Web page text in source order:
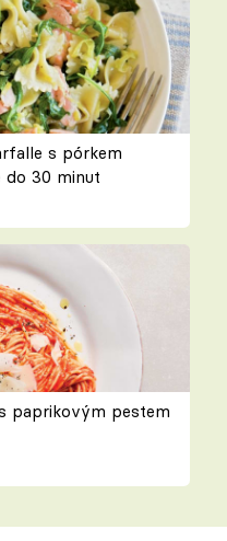
s pórkem
do 30 minut
paprikovým pestem